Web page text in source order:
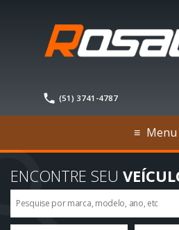
≡ Menu
(51) 3741-4787
ENCONTRE SEU